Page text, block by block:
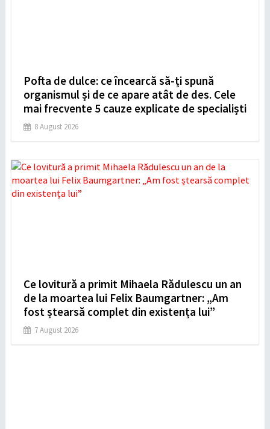
Pofta de dulce: ce încearcă să-ți spună
organismul și de ce apare atât de des. Cele
mai frecvente 5 cauze explicate de specialiști
8 August 2026
Ce lovitură a primit Mihaela Rădulescu un an
de la moartea lui Felix Baumgartner: „Am
fost ștearsă complet din existența lui”
7 August 2026